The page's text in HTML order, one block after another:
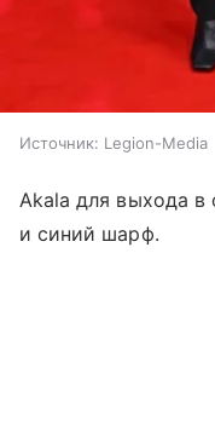
Источник: Legion-Media
Akala для выхода
и синий шарф.